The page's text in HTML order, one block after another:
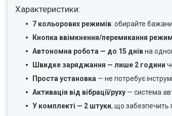
Характеристики:
7 кольорових режимів: обирайте
Кнопка ввімкнення/перемикання
Автономна робота — до 15 днівна
Швидке заряджання — лише 2 години
Проста установка — не потребує
Активація від вібрації/руху — система
У комплекті — 2 штуки, що забезпечить